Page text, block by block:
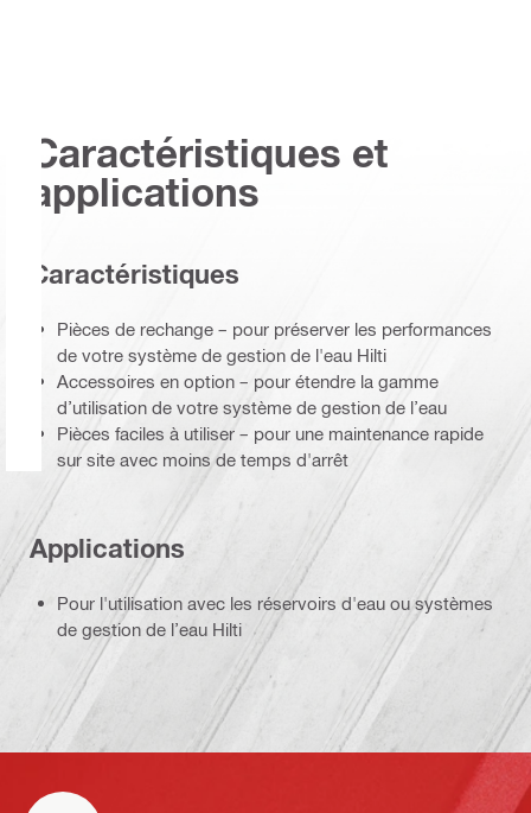
Caractéristiques et
applications
Caractéristiques
Pièces de rechange – pour préserver les performances
de votre système de gestion de l'eau Hilti
Accessoires en option – pour étendre la gamme
d’utilisation de votre système de gestion de l’eau
Pièces faciles à utiliser – pour une maintenance rapide
sur site avec moins de temps d'arrêt
Applications
Pour l'utilisation avec les réservoirs d'eau ou systèmes
de gestion de l’eau Hilti